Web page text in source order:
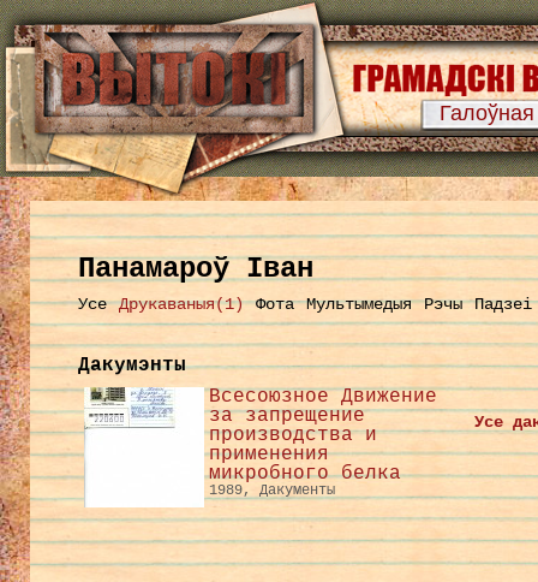
Галоўная
Панамароў Іван
Усе Друкаваныя(1) Фота Мультымедыя Рэчы Падзеі
Дакумэнты
Всесоюзное Движение
за запрещение
производства и
применения
микробного белка
1989, Дакументы
Усе